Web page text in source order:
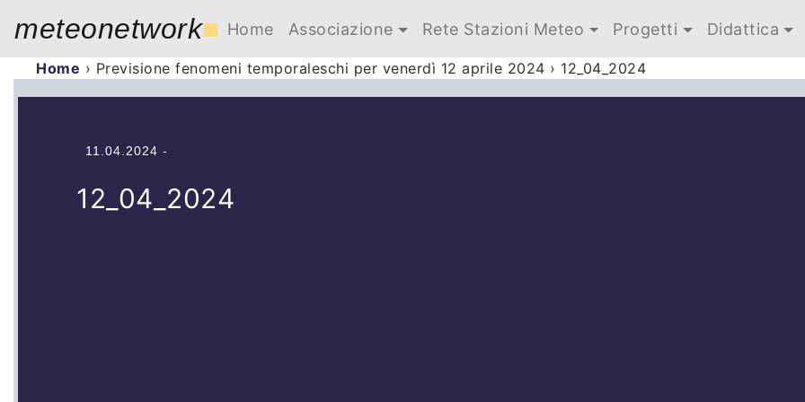
meteonetwork■ Home Associazione Rete Stazioni Meteo Progetti Didattica
Home › Previsione fenomeni temporaleschi per venerdì 12 aprile 2024 › 12_04_2024
11.04.2024 -
12_04_2024